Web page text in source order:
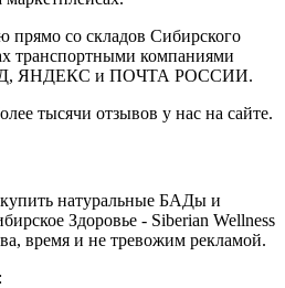
со складов Сибирского
транспортными компаниями
ЯНДЕКС и ПОЧТА РОССИИ.
тысячи отзывов у нас на сайте.
натуральные БАДы и
Здоровье - Siberian Wellness
время и не тревожим рекламой.